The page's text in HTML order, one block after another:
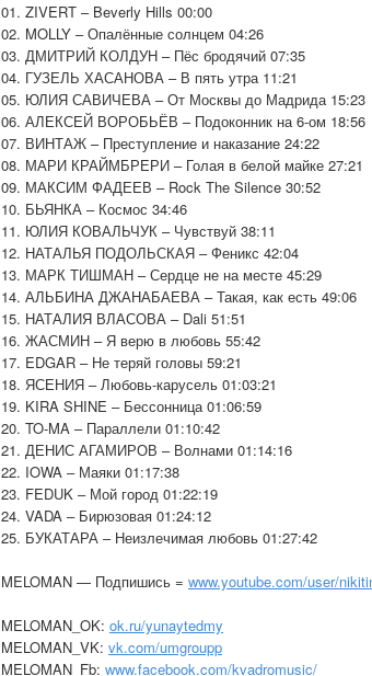
01. ZIVERT – Beverly Hills 00:00
02. MOLLY – Опалённые солнцем 04:26
03. ДМИТРИЙ КОЛДУН – Пёс бродячий 07:35
04. ГУЗЕЛЬ ХАСАНОВА – В пять утра 11:21
05. ЮЛИЯ САВИЧЕВА – От Москвы до Мадрида 15:23
06. АЛЕКСЕЙ ВОРОБЬЁВ – Подоконник на 6-ом 18:56
07. ВИНТАЖ – Преступление и наказание 24:22
08. МАРИ КРАЙМБРЕРИ – Голая в белой майке 27:21
09. МАКСИМ ФАДЕЕВ – Rock The Silence 30:52
10. БЬЯНКА – Космос 34:46
11. ЮЛИЯ КОВАЛЬЧУК – Чувствуй 38:11
12. НАТАЛЬЯ ПОДОЛЬСКАЯ – Феникс 42:04
13. МАРК ТИШМАН – Сердце не на месте 45:29
14. АЛЬБИНА ДЖАНАБАЕВА – Такая, как есть 49:06
15. НАТАЛИЯ ВЛАСОВА – Dali 51:51
16. ЖАСМИН – Я верю в любовь 55:42
17. EDGAR – Не теряй головы 59:21
18. ЯСЕНИЯ – Любовь-карусель 01:03:21
19. KIRA SHINE – Бессонница 01:06:59
20. TO-MA – Параллели 01:10:42
21. ДЕНИС АГАМИРОВ – Волнами 01:14:16
22. IOWA – Маяки 01:17:38
23. FEDUK – Мой город 01:22:19
24. VADA – Бирюзовая 01:24:12
25. БУКАТАРА – Неизлечимая любовь 01:27:42
MELOMAN — Подпишись = www.youtube.com/user/
MELOMAN_OK: ok.ru/yunaytedmy
MELOMAN_VK: vk.com/umgroupp
MELOMAN_Fb: www.facebook.com/kvadromusic/